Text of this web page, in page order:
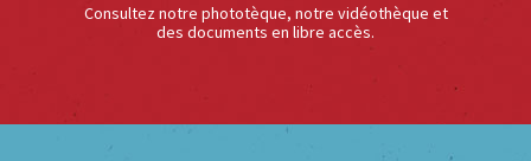
Consultez notre phototèque, notre vidéothèque et
des documents en libre accès.